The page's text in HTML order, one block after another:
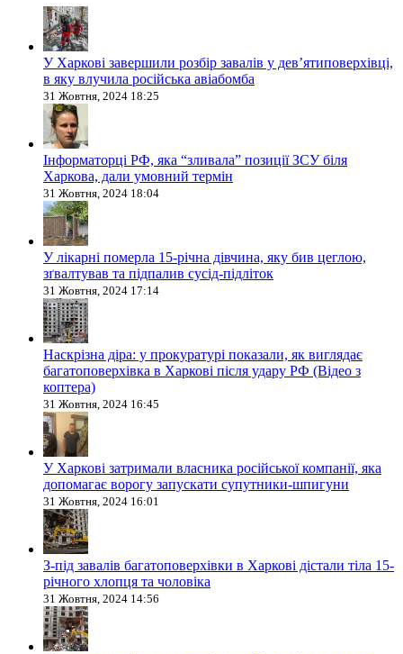
У Харкові завершили розбір завалів у дев’ятиповерхівці,
в яку влучила російська авіабомба
31 Жовтня, 2024 18:25
Інформаторці РФ, яка “зливала” позиції ЗСУ біля
Харкова, дали умовний термін
31 Жовтня, 2024 18:04
У лікарні померла 15-річна дівчина, яку бив цеглою,
зґвалтував та підпалив сусід-підліток
31 Жовтня, 2024 17:14
Наскрізна діра: у прокуратурі показали, як виглядає
багатоповерхівка в Харкові після удару РФ (Відео з
коптера)
31 Жовтня, 2024 16:45
У Харкові затримали власника російської компанії, яка
допомагає ворогу запускати супутники-шпигуни
31 Жовтня, 2024 16:01
З-під завалів багатоповерхівки в Харкові дістали тіла 15-
річного хлопця та чоловіка
31 Жовтня, 2024 14:56